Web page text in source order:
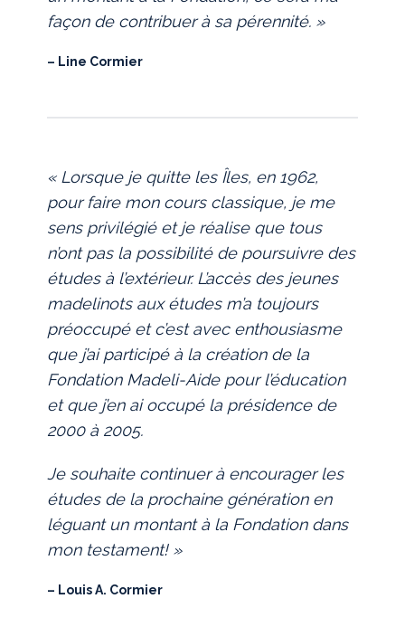
façon de contribuer à sa pérennité. »
– Line Cormier
« Lorsque je quitte les Îles, en 1962,
pour faire mon cours classique, je me
sens privilégié et je réalise que tous
n’ont pas la possibilité de poursuivre des
études à l’extérieur. L’accès des jeunes
madelinots aux études m’a toujours
préoccupé et c’est avec enthousiasme
que j’ai participé à la création de la
Fondation Madeli-Aide pour l’éducation
et que j’en ai occupé la présidence de
2000 à 2005.
Je souhaite continuer à encourager les
études de la prochaine génération en
léguant un montant à la Fondation dans
mon testament! »
– Louis A. Cormier